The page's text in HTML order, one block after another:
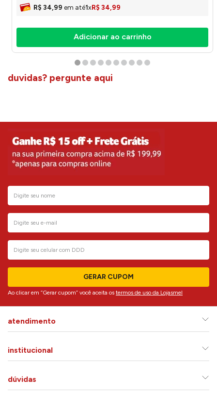
R$ 34,99 em até1xR$ 34,99
Adicionar ao carrinho
duvidas? pergunte aqui
GERAR CUPOM
Ao clicar em “Gerar cupom” você aceita os termos de uso da Lojasmel
atendimento
institucional
dúvidas